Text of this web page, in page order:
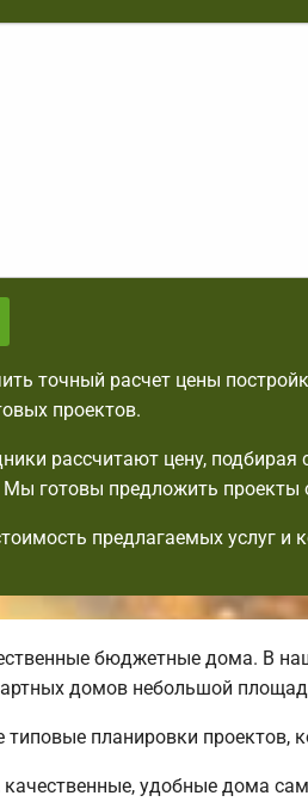
точный расчет цены
проектов.
рассчитают цену,
готовы предложить проекты
предлагаемых услуг и
бюджетные дома. В
домов небольшой
планировки проектов,
удобные дома